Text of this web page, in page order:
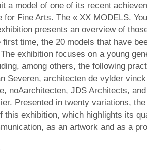
a model of one of its recent
for Fine Arts. The « XX MODELS.
presents an overview of
first time, the 20 models that have
exhibition focuses on a young
among others, the following
Severen, architecten de vylder
noAarchitecten, JDS Architects,
Presented in twenty variations,
this exhibition, which highlights its
as an artwork and as a